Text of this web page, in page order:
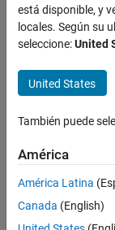
Análisis y filtrado de
EN ESTA PÁGINA
Sintaxis
Descripción
Argumentos de entrada
Más acerca de
Historial de versiones
Transformada
contraer todo en
Y = fft2(X)
Y = fft2(
Fourier, que es
CuandoXes un
está disponible, y
locales. Según su
seleccione:United
United States
También puede
América
América Latina
Canada (English)